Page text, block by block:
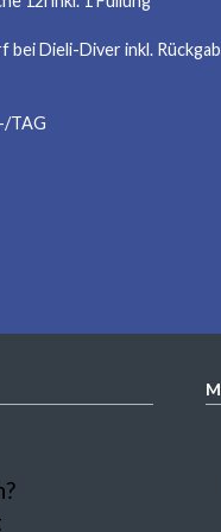
bei Dieli-Diver inkl.
TAG